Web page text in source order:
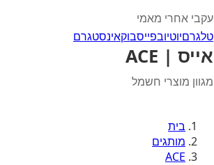
עקבי אחרי מאמי
טלגרםיוטיובפייסבוקאינסטגרם
אייס | ACE
מגוון מוצרי חשמל
בית
מותגים
ACE